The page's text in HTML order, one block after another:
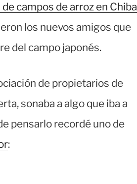
de campos de arroz en Chiba
los nuevos amigos que
del campo japonés.
de propietarios de
sonaba a algo que iba a
pensarlo recordé uno de
: